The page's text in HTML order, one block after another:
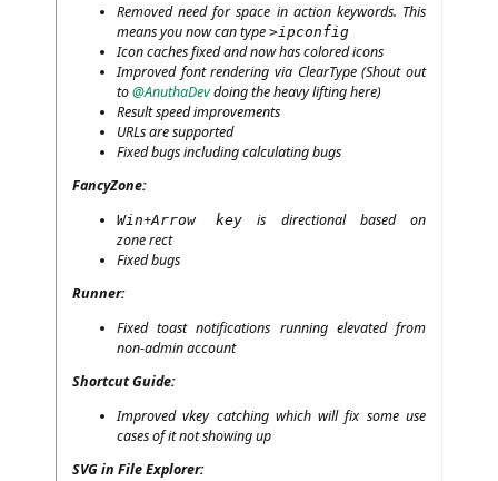
Remo­ved need for space in action key­words. This
means you now can type >ipconfig
Icon caches fixed and now has colo­red icons
Impro­ved font ren­de­ring via Cle­ar­Ty­pe (Shout out
to@AnuthaDevdoing the hea­vy lif­ting here)
Result speed improvements
URLs are supported
Fixed bugs inclu­ding cal­cu­la­ting bugs
Fan­cy­Zo­ne:
Win+Arrow key is direc­tion­al based on
zone rect
Fixed bugs
Run­ner:
Fixed toast noti­fi­ca­ti­ons run­ning ele­va­ted from
non-admin account
Short­cut Guide:
Impro­ved vkey cat­ching which will fix some use
cases of it not show­ing up
SVGin File Explorer: